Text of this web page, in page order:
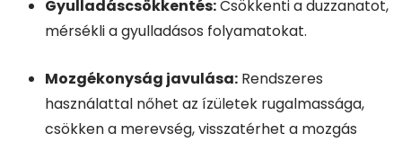
Gyulladáscsökkentés:Csökkenti a duzzanatot,
mérsékli a gyulladásos folyamatokat.
Mozgékonyság javulása: Rendszeres
használattal nőhet az ízületek rugalmassága,
csökken a merevség, visszatérhet a mozgás